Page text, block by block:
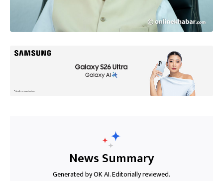
News Summary
Generated by OK AI. Editorially reviewed.